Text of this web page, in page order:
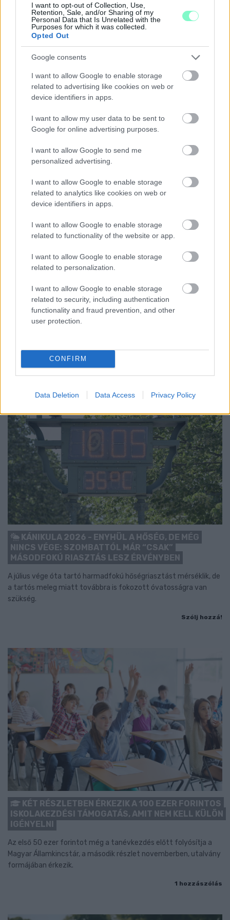
I want to opt-out of Collection, Use,
Retention, Sale, and/or Sharing of my
Personal Data that Is Unrelated with the
Purposes for which it was collected.
Opted Out
Google consents
I want to allow Google to enable storage
related to advertising like cookies on web or
device identifiers in apps.
I want to allow my user data to be sent to
Google for online advertising purposes.
I want to allow Google to send me
personalized advertising.
I want to allow Google to enable storage
related to analytics like cookies on web or
device identifiers in apps.
I want to allow Google to enable storage
related to functionality of the website or app.
I want to allow Google to enable storage
related to personalization.
I want to allow Google to enable storage
related to security, including authentication
functionality and fraud prevention, and other
user protection.
CONFIRM
Data Deletion Data Access Privacy Policy
IGAZI RITKASÁG: KILENC NAPPAL KORÁBBAN
NYITJÁK MEG A FELÚJÍTÁS ALATT ÁLLÓ HECSEI ÚTI
Hétfőn hajnali négy órától ismét minden közlekedő használhatja
az átkelőt, az autóbuszok is visszatérnek eredeti útvonalukra.
Szólj hozzá!
KICSERÉLTÉK A GYŐRI KÓRHÁZBAN
MEGHIBÁSODOTT TRANSZFORMÁTORT
Szólj hozzá!
KÁNIKULA 2026 - ENYHÜL A HŐSÉG, DE MÉG
NINCS VÉGE: SZOMBATTÓL MÁR “CSAK”
MÁSODFOKÚ RIASZTÁS LESZ ÉRVÉNYBEN
A július vége óta tartó harmadfokú hőségriasztást mérséklik, de
a tartós meleg miatt továbbra is fokozott óvatosságra van
szükség.
Szólj hozzá!
KÉT RÉSZLETBEN ÉRKEZIK A 100 EZER FORINTOS
ISKOLAKEZDÉSI TÁMOGATÁS, AMIT NEM KELL KÜLÖN
IGÉNYELNI
Az első 50 ezer forintot még a tanévkezdés előtt folyósítja a
Magyar Államkincstár, a második részlet novemberben, utalvány
formájában érkezik.
1 hozzászólás